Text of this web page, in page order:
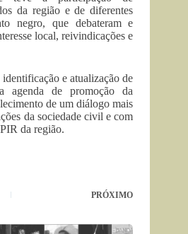
da região e de diferentes
negro, que debateram e
local, reivindicações e
e atualização de
agenda de promoção da
de um diálogo mais
da sociedade civil e com
da região.
PRÓXIMO